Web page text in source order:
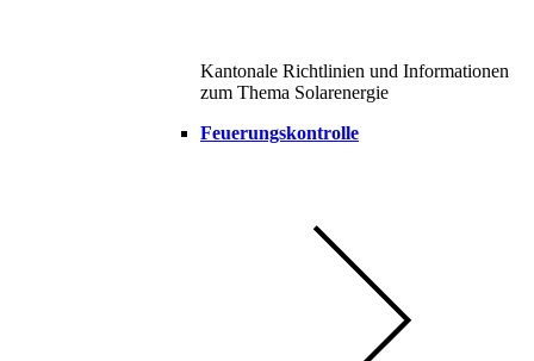
Kantonale Richtlinien und Informationen
zum Thema Solarenergie
Feuerungskontrolle